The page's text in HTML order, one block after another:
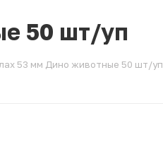
50 шт/уп
53 мм Дино животные 50 шт/уп